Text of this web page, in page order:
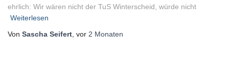
ehrlich: Wir wären nicht der TuS Winterscheid, würde nicht
Weiterlesen
Von Sascha Seifert , vor 2 Monaten